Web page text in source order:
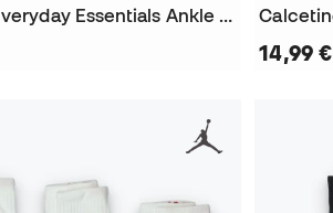
Calcetines Everyday Essentials Ankle (6 Pares)
14,99 €